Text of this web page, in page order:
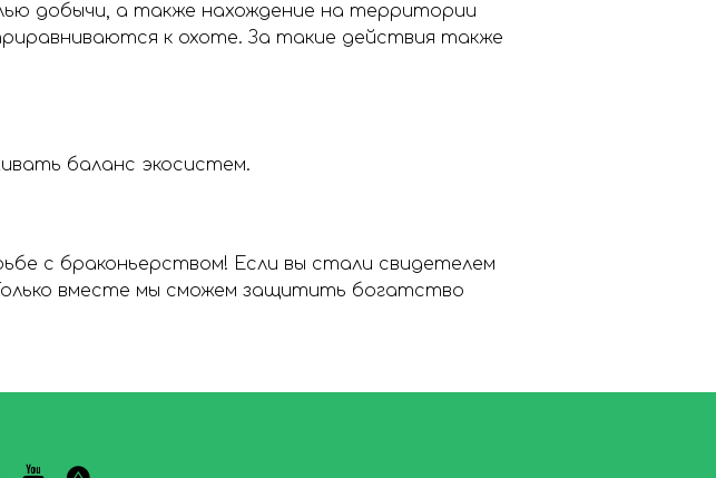
добычи, а также нахождение на территории
к охоте. За такие действия также
баланс экосистем.
с браконьерством! Если вы стали свидетелем
вместе мы сможем защитить богатство